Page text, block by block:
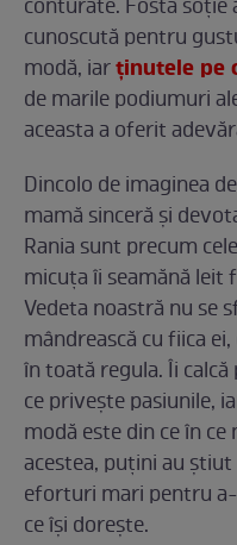
conturate. Fosta soție
cunoscută pentru
modă, iarținutele pe
de marile podiumuri
aceasta a oferit
Dincolo de imaginea
mamă sinceră și
Rania sunt precum
micuța îi seamănă leit
Vedeta noastră nu se
mândrească cu fiica
în toată regula. Îi
ce privește pasiunile,
modă este din ce în
acestea, puțini au
eforturi mari pentru
ce își dorește.